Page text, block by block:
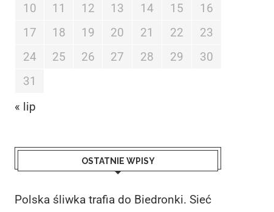
10
11 12 13 14 15
16
17
18 19 20 21 22
23
24
25 26 27 28 29
30
31
« lip
OSTATNIE WPISY
Polska śliwka trafia do Biedronki. Sieć